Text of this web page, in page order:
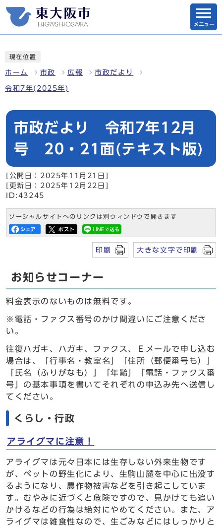
メニュー
現在位置
ホーム 市政 広報 市政だより
令和7年(2025年)
市政だより 令和7年12月
号 20・21面(テキスト版)
[公開日：2025年11月21日]
[更新日：2025年12月22日]
ID:43245
ソーシャルサイトへのリンクは別ウィンドウで開きます
印刷 大きな文字で印刷
お知らせコーナー
料金表示のないものは無料です。
※電話・ファクス番号のかけ間違いにご注意くださ
い。
往復ハガキ、ハガキ、ファクス、Ｅメールで申し込む
場合は、「行事名・教室名」「住所（郵便番号も）」
「氏名（ふりがなも）」「年齢」「電話・ファクス番
号」の基本事項を書いてそれぞれの申込み先へ送信し
てください。
くらし・行政
アライグマに注意！
アライグマは元々日本には生存しない外来生物です
が、ペットの野生化により、生駒山麓を中心に出没す
るようになり、農作物被害などを引き起こしていま
す。むやみに近づくと危険ですので、見かけても追い
かけるなどの行為は絶対にやめてください。また、ア
ライグマは雑食性なので、生ごみなどにはしっかりと